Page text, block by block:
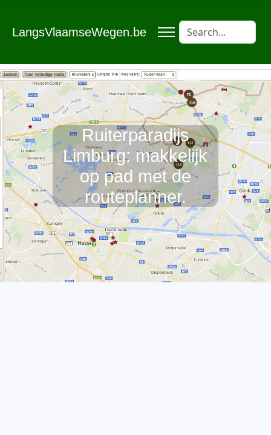
LangsVlaamseWegen.be
Ruiterparadijs
Limburg: makkelijk
op pad met de
routeplanner.